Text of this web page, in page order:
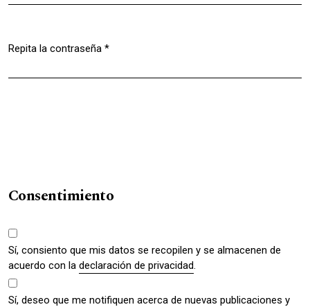
Repita la contraseña *
Consentimiento
Sí, consiento que mis datos se recopilen y se almacenen de
acuerdo con la declaración de privacidad.
Sí, deseo que me notifiquen acerca de nuevas publicaciones y